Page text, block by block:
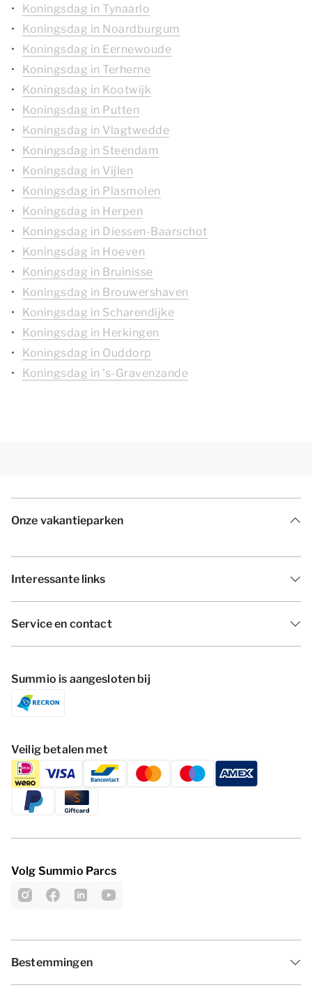
Koningsdag in Tynaarlo
Koningsdag in Noardburgum
Koningsdag in Eernewoude
Koningsdag in Terherne
Koningsdag in Kootwijk
Koningsdag in Putten
Koningsdag in Vlagtwedde
Koningsdag in Steendam
Koningsdag in Vijlen
Koningsdag in Plasmolen
Koningsdag in Herpen
Koningsdag in Diessen-Baarschot
Koningsdag in Hoeven
Koningsdag in Bruinisse
Koningsdag in Brouwershaven
Koningsdag in Scharendijke
Koningsdag in Herkingen
Koningsdag in Ouddorp
Koningsdag in 's-Gravenzande
Onze vakantieparken
Interessante links
Service en contact
Summio is aangesloten bij
Veilig betalen met
Volg Summio Parcs
Bestemmingen